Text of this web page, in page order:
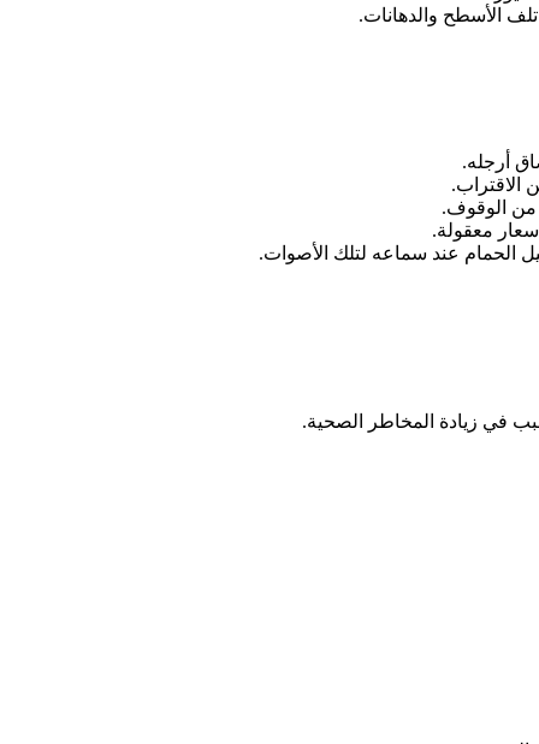
الأسطح والدهانات.
أرجله.
الاقتراب.
من الوقوف.
معقولة.
الحمام عند سماعه لتلك الأصوات.
في زيادة المخاطر الصحية.